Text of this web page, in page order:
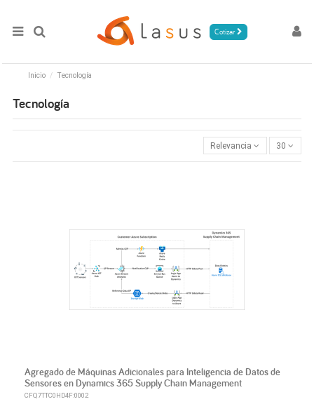
Cotizar
Inicio Tecnología
Tecnología
Relevancia 30
Agregado de Máquinas Adicionales para Inteligencia de Datos de
Sensores en Dynamics 365 Supply Chain Management
CFQ7TTC0HD4F:0002